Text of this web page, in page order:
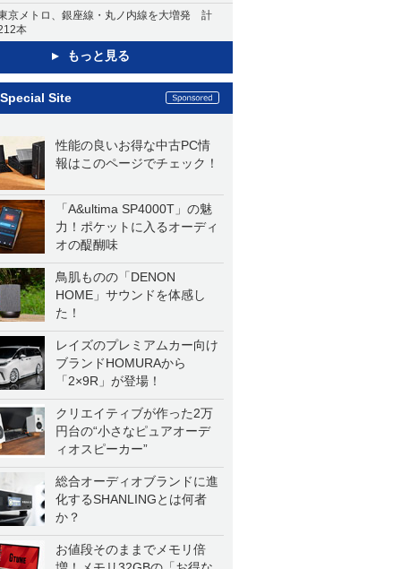
京メトロ、銀座線・丸ノ内線を大増発 計
本
もっと見る
Special Site
性能の良いお得な中古PC情
報はこのページでチェック！
「A&ultima SP4000T」の魅
力！ポケットに入るオーディ
オの醍醐味
鳥肌ものの「DENON
HOME」サウンドを体感し
た！
レイズのプレミアムカー向け
ブランドHOMURAから
「2×9R」が登場！
クリエイティブが作った2万
円台の“小さなピュアオーデ
ィオスピーカー”
総合オーディオブランドに進
化するSHANLINGとは何者
か？
お値段そのままでメモリ倍